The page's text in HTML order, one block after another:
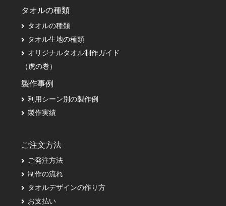
タオルの種類
タオルの種類
タオル生地の種類
オリジナルタオル制作ガイド
（虎の巻）
製作事例
利用シーン別の製作例
製作実績
ご注文方法
ご発注方法
制作の流れ
タオルデザインの作り方
お支払い